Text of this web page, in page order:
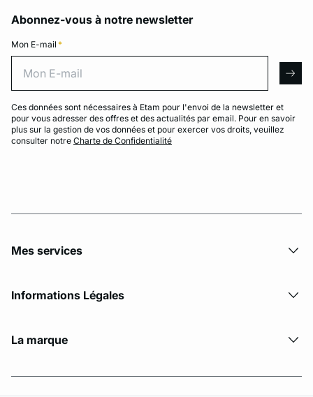
Abonnez-vous à notre newsletter
Mon E-mail *
Ces données sont nécessaires à Etam pour l'envoi de la newsletter et
pour vous adresser des offres et des actualités par email. Pour en savoir
plus sur la gestion de vos données et pour exercer vos droits, veuillez
consulter notre Charte de Confidentialité
Mes services
Informations Légales
La marque